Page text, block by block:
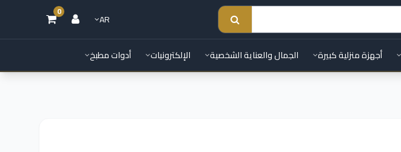
AR
0
أجهزة منزلية كبيرة الجمال والعناية الشخصية الإلكترونيات أدوات مطبخ